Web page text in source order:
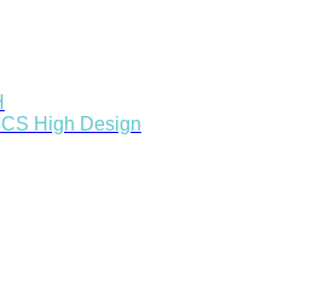
High Design